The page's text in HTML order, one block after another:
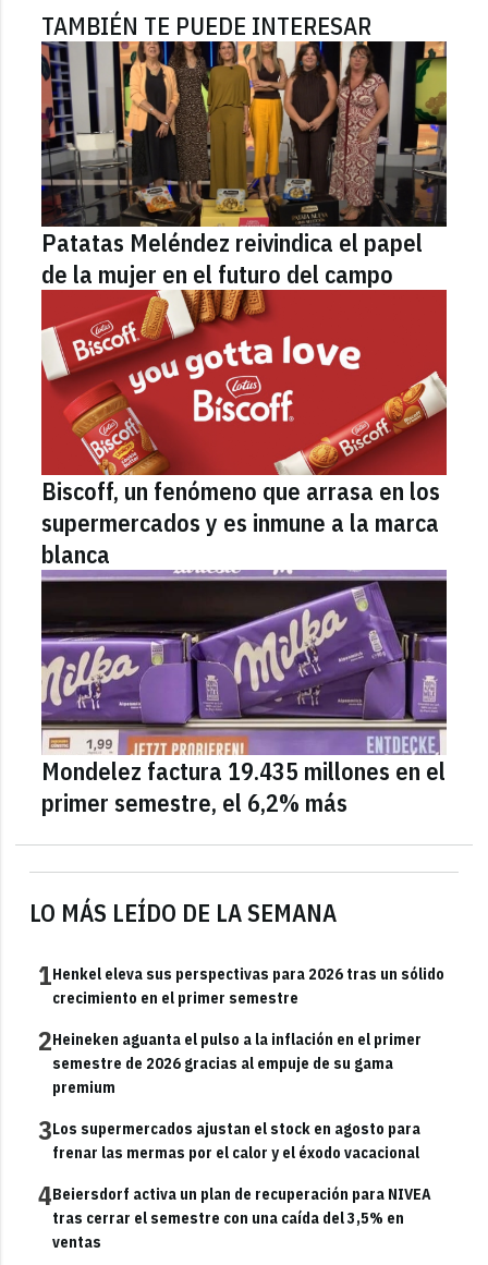
LO MÁS LEÍDO DE LA SEMANA
1Henkel eleva sus perspectivas para 2026 tras un sólido
crecimiento en el primer semestre
2Heineken aguanta el pulso a la inflación en el primer
semestre de 2026 gracias al empuje de su gama
premium
3Los supermercados ajustan el stock en agosto para
frenar las mermas por el calor y el éxodo vacacional
4Beiersdorf activa un plan de recuperación para NIVEA
tras cerrar el semestre con una caída del 3,5% en
ventas
TAMBIÉN TE PUEDE INTERESAR
Patatas Meléndez reivindica el papel
de la mujer en el futuro del campo
Biscoff, un fenómeno que arrasa en los
supermercados y es inmune a la marca
blanca
Mondelez factura 19.435 millones en el
primer semestre, el 6,2% más